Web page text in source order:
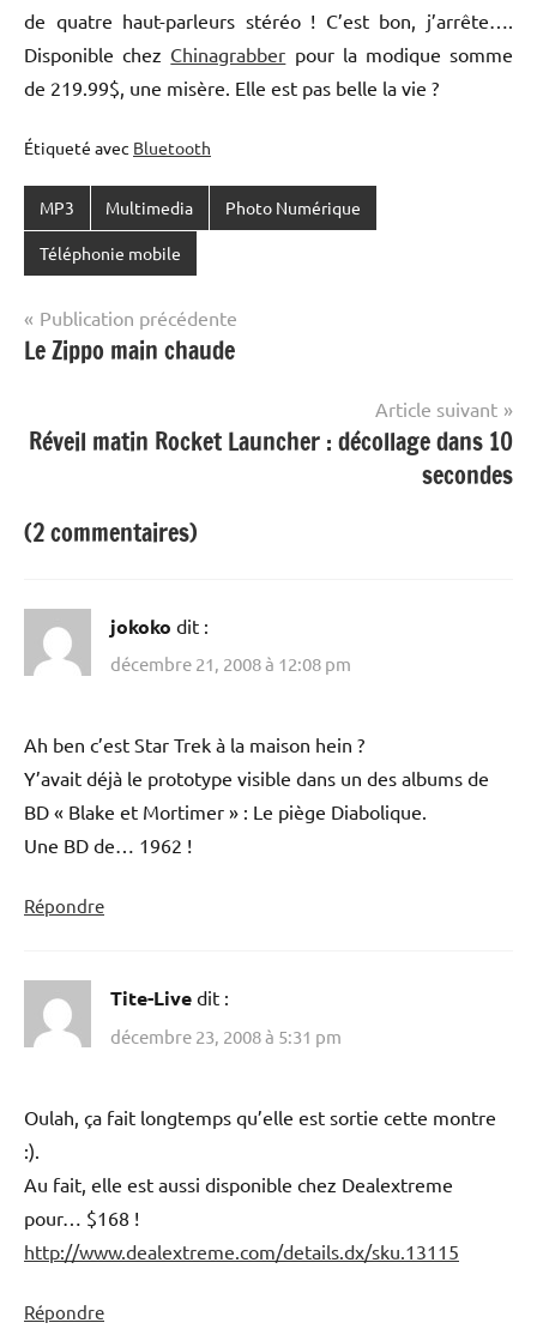
de quatre haut-parleurs stéréo ! C’est bon, j’arrête….
Disponible chez Chinagrabber pour la modique somme
de 219.99$, une misère. Elle est pas belle la vie ?
Étiqueté avec Bluetooth
MP3 Multimedia Photo Numérique
Téléphonie mobile
Navigation
de
Publication précédente
Le Zippo main chaude
Article suivant
Réveil matin Rocket Launcher : décollage dans 10
secondes
(2 commentaires)
jokoko dit :
décembre 21, 2008 à 12:08 pm
Ah ben c’est Star Trek à la maison hein ?
Y’avait déjà le prototype visible dans un des albums de
BD « Blake et Mortimer » : Le piège Diabolique.
Une BD de… 1962 !
Répondre
Tite-Live dit :
décembre 23, 2008 à 5:31 pm
Oulah, ça fait longtemps qu’elle est sortie cette montre
:).
Au fait, elle est aussi disponible chez Dealextreme
pour… $168 !
http://www.dealextreme.com/details.dx/sku.13115
Répondre